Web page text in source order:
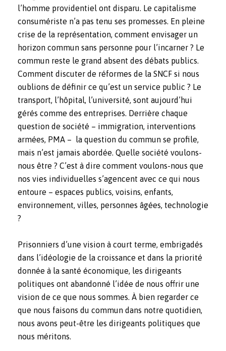
l’homme providentiel ont disparu. Le capitalisme
consumériste n’a pas tenu ses promesses. En pleine
crise de la représentation, comment envisager un
horizon commun sans personne pour l’incarner ? Le
commun reste le grand absent des débats publics.
Comment discuter de réformes de la SNCF si nous
oublions de définir ce qu’est un service public ? Le
transport, l’hôpital, l’université, sont aujourd’hui
gérés comme des entreprises. Derrière chaque
question de société – immigration, interventions
armées, PMA – la question du commun se profile,
mais n’est jamais abordée. Quelle société voulons-
nous être ? C’est à dire comment voulons-nous que
nos vies individuelles s’agencent avec ce qui nous
entoure – espaces publics, voisins, enfants,
environnement, villes, personnes âgées, technologie
?
Prisonniers d’une vision à court terme, embrigadés
dans l’idéologie de la croissance et dans la priorité
donnée à la santé économique, les dirigeants
politiques ont abandonné l’idée de nous offrir une
vision de ce que nous sommes. À bien regarder ce
que nous faisons du commun dans notre quotidien,
nous avons peut-être les dirigeants politiques que
nous méritons.